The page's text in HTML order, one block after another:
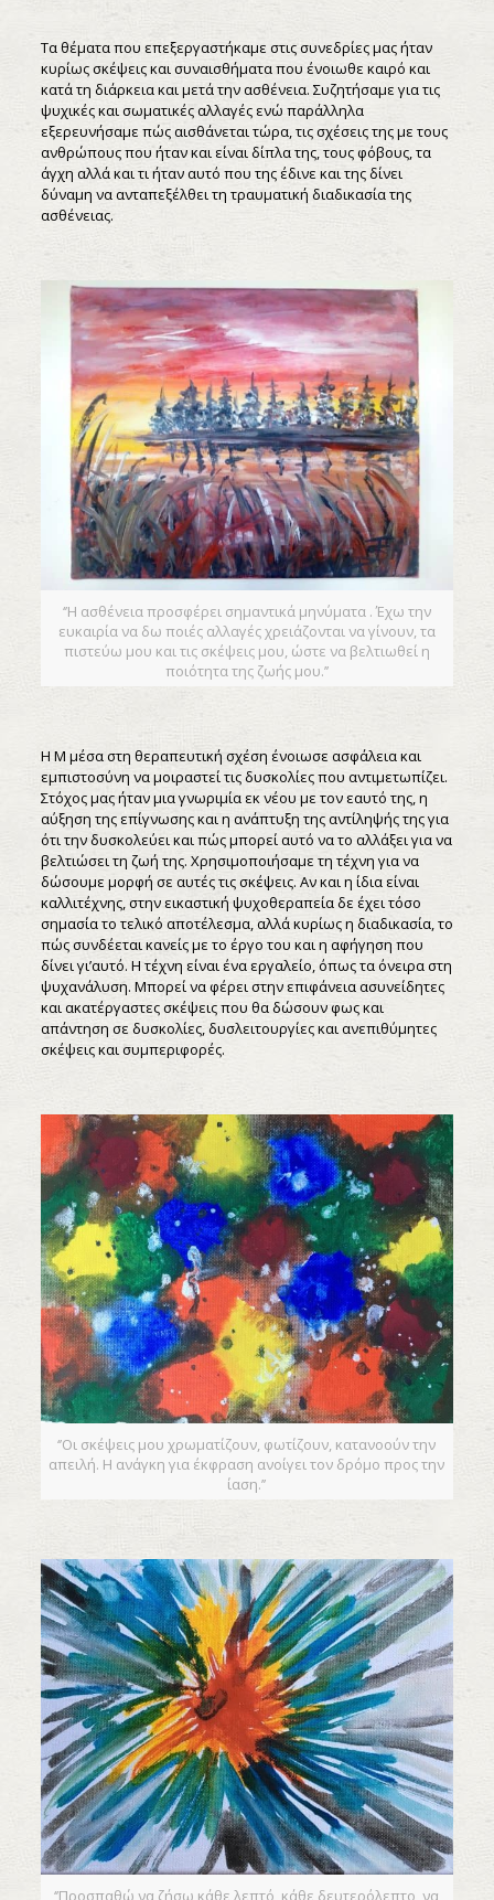
Τα θέματα που επεξεργαστήκαμε στις συνεδρίες μας ήταν
κυρίως σκέψεις και συναισθήματα που ένοιωθε καιρό και
κατά τη διάρκεια και μετά την ασθένεια. Συζητήσαμε για τις
ψυχικές και σωματικές αλλαγές ενώ παράλληλα
εξερευνήσαμε πώς αισθάνεται τώρα, τις σχέσεις της με τους
ανθρώπους που ήταν και είναι δίπλα της, τους φόβους, τα
άγχη αλλά και τι ήταν αυτό που της έδινε και της δίνει
δύναμη να ανταπεξέλθει τη τραυματική διαδικασία της
ασθένειας.
‘’Η ασθένεια προσφέρει σημαντικά μηνύματα . Έχω την
ευκαιρία να δω ποιές αλλαγές χρειάζονται να γίνουν, τα
πιστεύω μου και τις σκέψεις μου, ώστε να βελτιωθεί η
ποιότητα της ζωής μου.’’
Η Μ μέσα στη θεραπευτική σχέση ένοιωσε ασφάλεια και
εμπιστοσύνη να μοιραστεί τις δυσκολίες που αντιμετωπίζει.
Στόχος μας ήταν μια γνωριμία εκ νέου με τον εαυτό της, η
αύξηση της επίγνωσης και η ανάπτυξη της αντίληψής της για
ότι την δυσκολεύει και πώς μπορεί αυτό να το αλλάξει για να
βελτιώσει τη ζωή της. Χρησιμοποιήσαμε τη τέχνη για να
δώσουμε μορφή σε αυτές τις σκέψεις. Αν και η ίδια είναι
καλλιτέχνης, στην εικαστική ψυχοθεραπεία δε έχει τόσο
σημασία το τελικό αποτέλεσμα, αλλά κυρίως η διαδικασία, το
πώς συνδέεται κανείς με το έργο του και η αφήγηση που
δίνει γι’αυτό. Η τέχνη είναι ένα εργαλείο, όπως τα όνειρα στη
ψυχανάλυση. Μπορεί να φέρει στην επιφάνεια ασυνείδητες
και ακατέργαστες σκέψεις που θα δώσουν φως και
απάντηση σε δυσκολίες, δυσλειτουργίες και ανεπιθύμητες
σκέψεις και συμπεριφορές.
‘’Οι σκέψεις μου χρωματίζουν, φωτίζουν, κατανοούν την
απειλή. Η ανάγκη για έκφραση ανοίγει τον δρόμο προς την
ίαση.’’
‘’Προσπαθώ να ζήσω κάθε λεπτό, κάθε δευτερόλεπτο, να